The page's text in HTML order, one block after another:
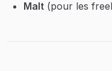
Malt (pour les